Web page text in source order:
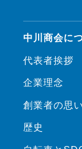
中川商会に
代表者挨拶
企業理念
創業者の思い
歴史